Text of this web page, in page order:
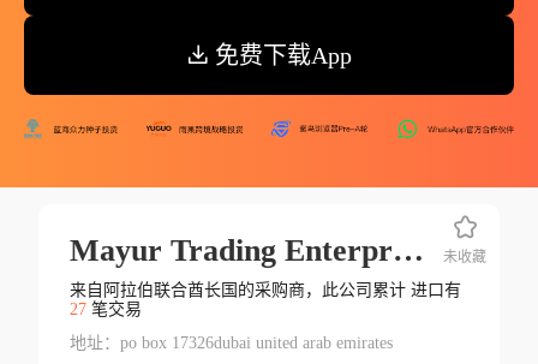
免费下载App
Mayur Trading Enterprises Ltd.
来自阿拉伯联合酋长国的采购商，此公司累计 进口有
27笔交易
地址：po box 17326dubai united arab emirates
未收藏